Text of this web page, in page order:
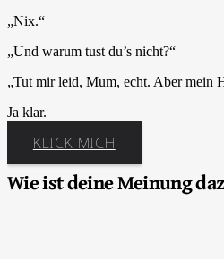
„Nix.“
„Und warum tust du’s nicht?“
„Tut mir leid, Mum, echt. Aber mein
Ja klar.
KLICK MICH
Wie ist deine Meinung